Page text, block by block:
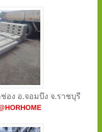
อง อ.จอมบึง จ.ราชบุรี